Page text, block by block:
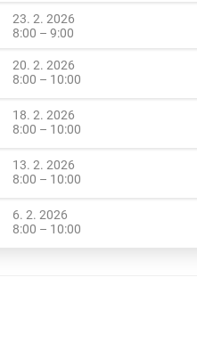
23. 2. 2026
8:00 – 9:00
20. 2. 2026
8:00 – 10:00
18. 2. 2026
8:00 – 10:00
13. 2. 2026
8:00 – 10:00
6. 2. 2026
8:00 – 10:00